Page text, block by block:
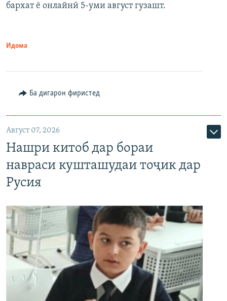
бархат ё онлайнӣ 5-уми август гузашт.
Идома
Ба дигарон фиристед
Август 07, 2026
Нашри китоб дар бораи
навраси кушташудаи тоҷик дар
Русия